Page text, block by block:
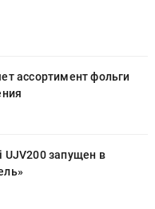
ассортимент фольги
запущен в